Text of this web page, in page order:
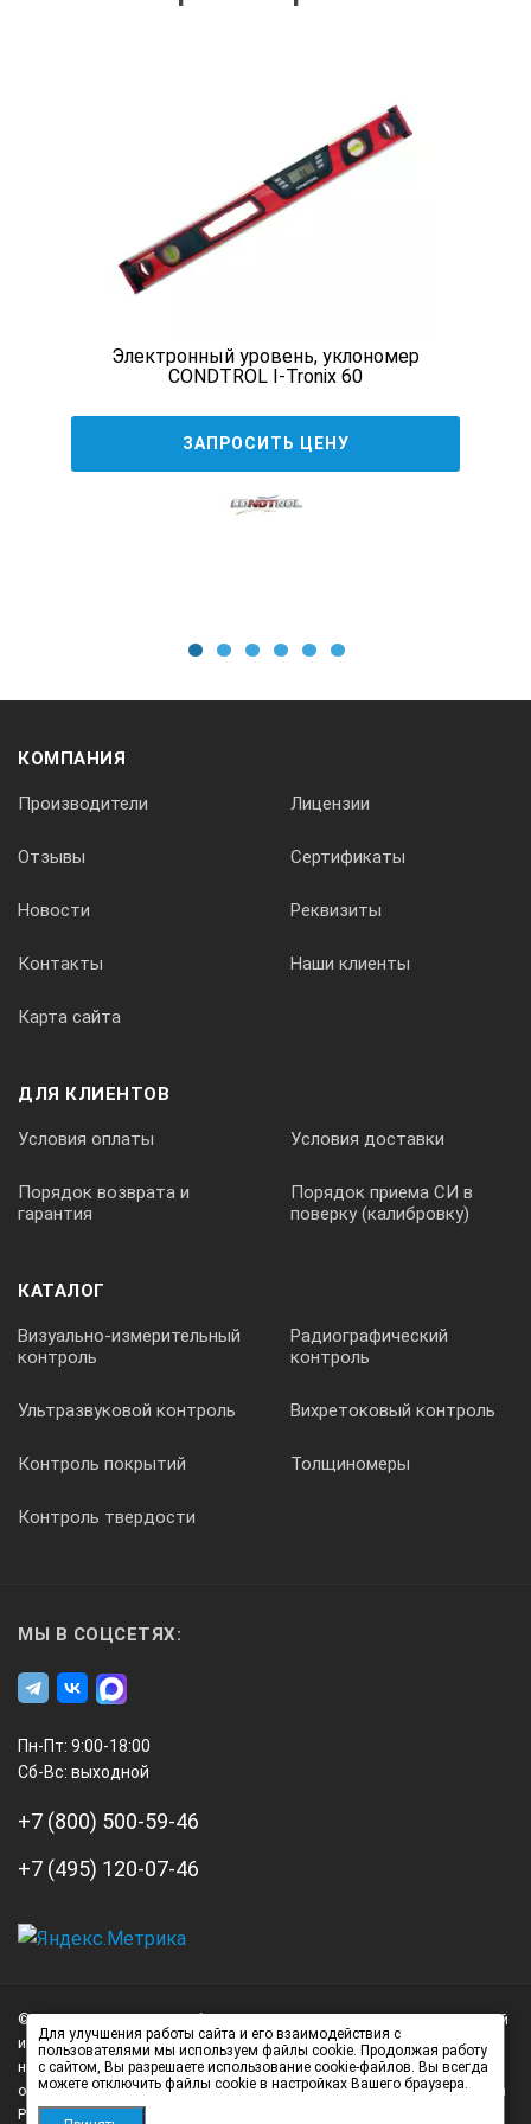
Ширина мм
*Технические характеристики и комплект поставки
без предварительного уведомления.
Электронный уровень, уклономер
CONDTROL I-Tronix 60
ЗАПРОСИТЬ ЦЕНУ
КОМПАНИЯ
Производители Лицензии
Отзывы Сертификаты
Новости Реквизиты
Контакты Наши клиенты
Карта сайта
ДЛЯ КЛИЕНТОВ
Условия оплаты Условия доставки
Порядок возврата и
гарантия
Порядок приема СИ в
поверку (калибровку)
КАТАЛОГ
Визуально-измерительный
контроль
Радиографический
контроль
Ультразвуковой контроль Вихретоковый контроль
Контроль покрытий Толщиномеры
Контроль твердости
МЫ В СОЦСЕТЯХ:
Пн-Пт: 9:00-18:00
Сб-Вс: выходной
+7 (800) 500-59-46
+7 (495) 120-07-46
Нагорный
проезд
д.7
стр.
© 2026 А3 Инжиниринг Обращаем Ваше внимание на то, что данный
интернет-сайт носит исключительно информационный характер и
ни при каких условиях не является публичной офертой,
определяемой положениями статьи 437 (2) Гражданского кодекса
Российской Федерации.
Для улучшения работы сайта и его взаимодействия с
пользователями мы используем файлы cookie. Продолжая работу
с сайтом, Вы разрешаете использование cookie-файлов. Вы всегда
можете отключить файлы cookie в настройках Вашего браузера.